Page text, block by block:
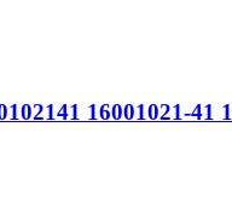
16001021-41